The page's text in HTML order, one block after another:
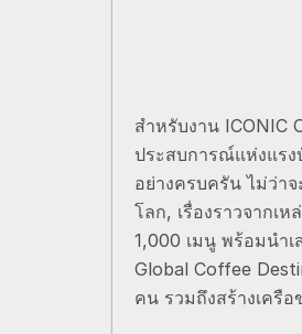
สำหรับงาน ICONIC
ประสบการณ์แห่งแรง
อย่างครบครัน ไม่ว่า
โลก, เรื่องราวจากเ
1,000 เมนู พร้อมนำ
Global Coffee
คน รวมถึงสร้างเครื